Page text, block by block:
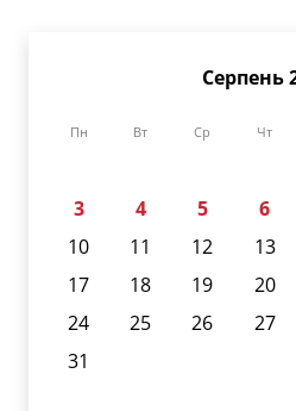
Серпень
Пн Вт Ср Чт
3
4 5 6
10
11 12 13
17
18 19 20
24
25 26 27
31